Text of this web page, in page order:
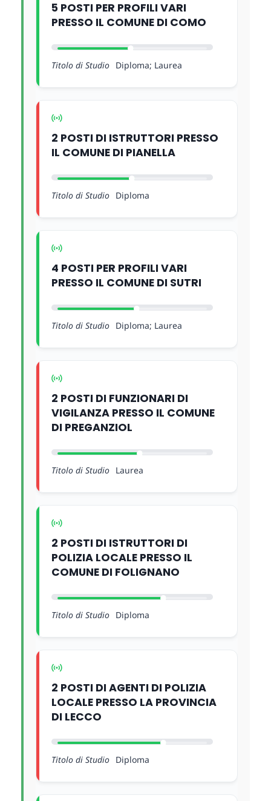
5 POSTI PER PROFILI VARI
PRESSO IL COMUNE DI COMO
Titolo di Studio Diploma; Laurea
2 POSTI DI ISTRUTTORI PRESSO
IL COMUNE DI PIANELLA
Titolo di Studio Diploma
4 POSTI PER PROFILI VARI
PRESSO IL COMUNE DI SUTRI
Titolo di Studio Diploma; Laurea
2 POSTI DI FUNZIONARI DI
VIGILANZA PRESSO IL COMUNE
DI PREGANZIOL
Titolo di Studio Laurea
2 POSTI DI ISTRUTTORI DI
POLIZIA LOCALE PRESSO IL
COMUNE DI FOLIGNANO
Titolo di Studio Diploma
2 POSTI DI AGENTI DI POLIZIA
LOCALE PRESSO LA PROVINCIA
DI LECCO
Titolo di Studio Diploma